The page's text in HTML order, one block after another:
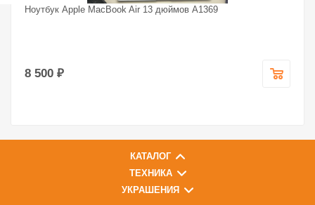
Ноутбук Apple MacBook Air 13 дюймов A1369
8 500 ₽
КАТАЛОГ
ТЕХНИКА
УКРАШЕНИЯ